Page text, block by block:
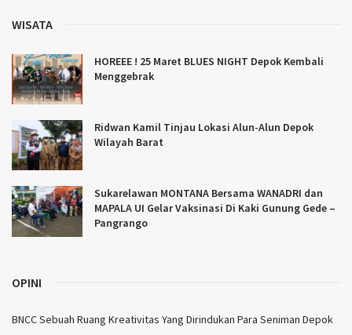
WISATA
HOREEE ! 25 Maret BLUES NIGHT Depok Kembali
Menggebrak
Ridwan Kamil Tinjau Lokasi Alun-Alun Depok
Wilayah Barat
Sukarelawan MONTANA Bersama WANADRI dan
MAPALA UI Gelar Vaksinasi Di Kaki Gunung Gede –
Pangrango
OPINI
BNCC Sebuah Ruang Kreativitas Yang Dirindukan Para Seniman Depok